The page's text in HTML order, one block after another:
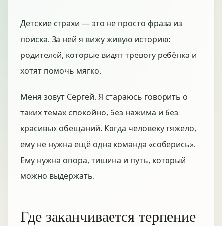
Детские страхи — это не просто фраза из
поиска. За ней я вижу живую историю:
родителей, которые видят тревогу ребёнка и
хотят помочь мягко.
Меня зовут Сергей. Я стараюсь говорить о
таких темах спокойно, без нажима и без
красивых обещаний. Когда человеку тяжело,
ему не нужна ещё одна команда «соберись».
Ему нужна опора, тишина и путь, который
можно выдержать.
Где заканчивается терпение